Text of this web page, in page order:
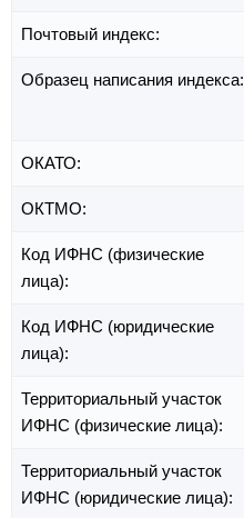
Почтовый индекс:
Образец написания индекса:
ОКАТО:
ОКТМО:
Код ИФНС (физические
лица):
Код ИФНС (юридические
лица):
Территориальный участок
ИФНС (физические лица):
Территориальный участок
ИФНС (юридические лица):